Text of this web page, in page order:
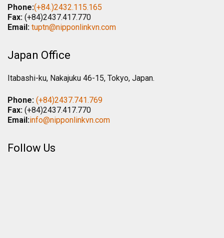
Phone:(+84.)2432.115.165
Fax: (+84)2437.417.770
Email: tuptn@nipponlinkvn.com
Japan Office
Itabashi-ku, Nakajuku 46-15, Tokyo, Japan.
Phone: (+84)2437.741.769
Fax: (+84)2437.417.770
Email:info@nipponlinkvn.com
Follow Us